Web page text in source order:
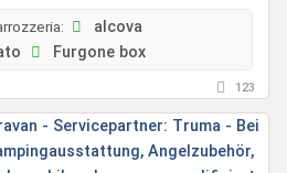
alcova
Furgone box
123